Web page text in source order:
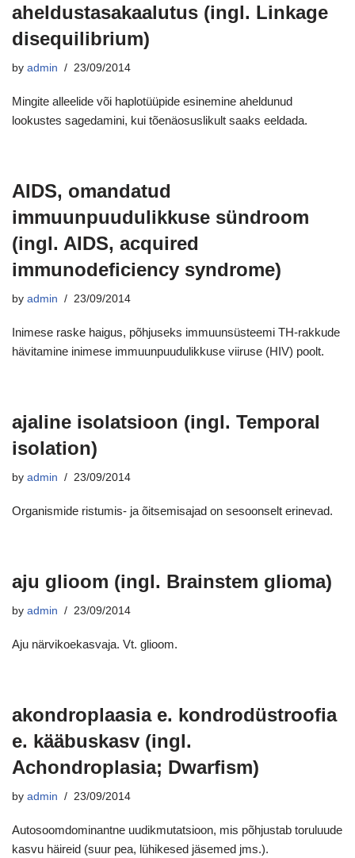
aheldustasakaalutus (ingl. Linkage
disequilibrium)
by admin 23/09/2014
Mingite alleelide või haplotüüpide esinemine aheldunud
lookustes sagedamini, kui tõenäosuslikult saaks eeldada.
AIDS, omandatud
immuunpuudulikkuse sündroom
(ingl. AIDS, acquired
immunodeficiency syndrome)
by admin 23/09/2014
Inimese raske haigus, põhjuseks immuunsüsteemi TH-rakkude
hävitamine inimese immuunpuudulikkuse viiruse (HIV) poolt.
ajaline isolatsioon (ingl. Temporal
isolation)
by admin 23/09/2014
Organismide ristumis- ja õitsemisajad on sesoonselt erinevad.
aju glioom (ingl. Brainstem glioma)
by admin 23/09/2014
Aju närvikoekasvaja. Vt. glioom.
akondroplaasia e. kondrodüstroofia
e. kääbuskasv (ingl.
Achondroplasia; Dwarfism)
by admin 23/09/2014
Autosoomdominantne uudikmutatsioon, mis põhjustab toruluude
kasvu häireid (suur pea, lühikesed jäsemed jms.).